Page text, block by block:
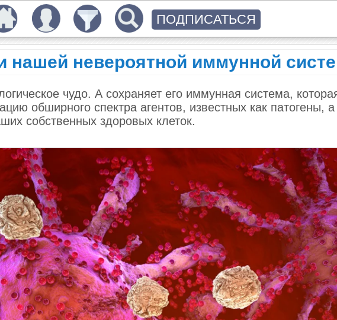
нашей невероятной иммунной
чудо. А сохраняет его иммунная система,
обширного спектра агентов, известных как патогены,
собственных здоровых клеток.
ПОДПИСАТЬСЯ